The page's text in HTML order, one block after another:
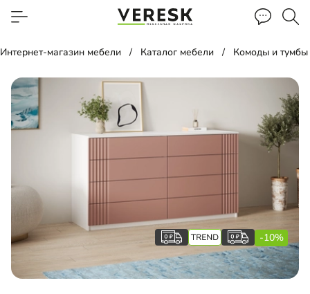
Интернет-магазин мебели Каталог мебели Комоды и тумбы
-10%